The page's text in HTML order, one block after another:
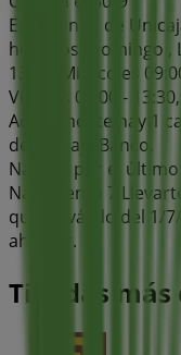
Esta tienda de
horarios: Domingo ,
13:30, Miércoles
Viernes 09:00 -
Actualmente hay 1
de Unicaja Banco.
Navega por el
Nacimiento 7
que es válido del 1/
ahorrar.
Tiendas más